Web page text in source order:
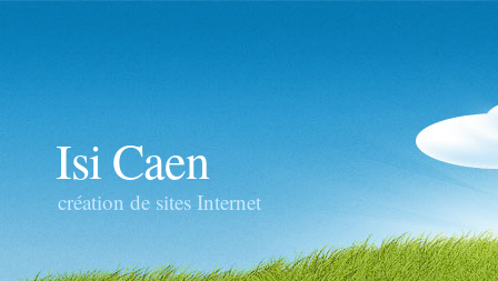
Isi Caen
création de sites Internet